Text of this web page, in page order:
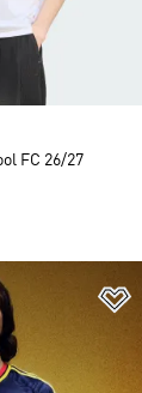
FC 26/27